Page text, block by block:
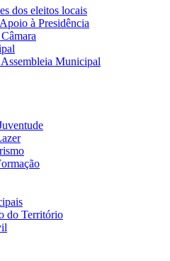
dos eleitos locais
à Presidência
Municipal
do Território